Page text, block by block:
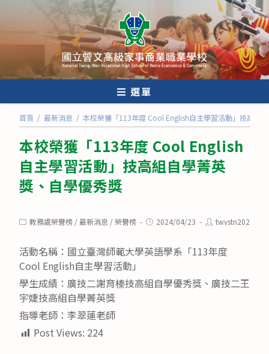
內
選單
首頁 / 最新消息 / 本校榮獲「113年度 Cool English自主學習活動」技高組
本校榮獲「113年度 Cool English
自主學習活動」技高組自學菁英
獎、自學優秀獎
Post教務處榮譽榜 /最新消息 /榮譽榜
Post2024/04/23
Posttwvstn202
活動名稱：國立臺灣師範大學英語學系「113年度
Cool English自主學習活動」
學生成績：廣技二謝育榛技高組自學優秀獎、廣技二王
宇婕技高組自學菁英獎
指導老師：李翠蓮老師
Post Views: 224